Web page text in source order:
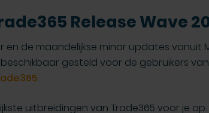
Release Wave
en de maandelijkse minor updates
gesteld voor de gebruikers
.
uitbreidingen van Trade365 voor je